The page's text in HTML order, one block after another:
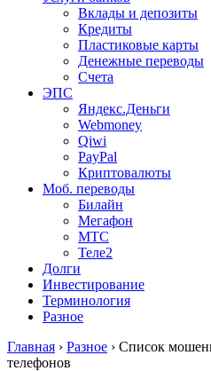
Вклады и депозиты
Кредиты
Пластиковые карты
Денежные переводы
Счета
ЭПС
Яндекс.Деньги
Webmoney
Qiwi
PayPal
Криптовалюты
Моб. переводы
Билайн
Мегафон
МТС
Теле2
Долги
Инвестирование
Терминология
Разное
Главная › Разное › Список
телефонов